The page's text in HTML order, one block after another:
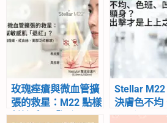
玫瑰痤瘡與微血管擴
張的救星：M22 點樣
幫敏感肌「退紅」？
Stellar
決膚色不均
凹凸洞？！